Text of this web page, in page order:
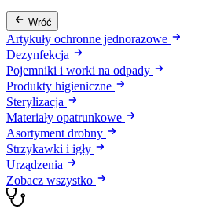
Wróć
Artykuły ochronne jednorazowe
Dezynfekcja
Pojemniki i worki na odpady
Produkty higieniczne
Sterylizacja
Materiały opatrunkowe
Asortyment drobny
Strzykawki i igły
Urządzenia
Zobacz wszystko